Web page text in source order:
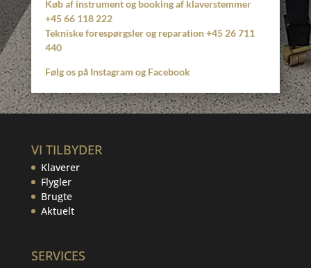
Køb af instrument og booking af klaverstemmer
+45 66 118 222
Tekniske forespørgsler og reparation+45 26 711
440
Følg os på Instagram og Facebook
VI TILBYDER
Klaverer
Flygler
Brugte
Aktuelt
SERVICES